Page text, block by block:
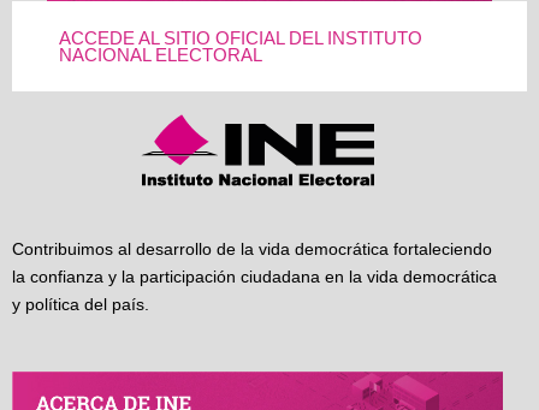
ACCEDE AL SITIO OFICIAL DEL INSTITUTO
NACIONAL ELECTORAL
Contribuimos al desarrollo de la vida democrática fortaleciendo
la confianza y la participación ciudadana en la vida democrática
y política del país.